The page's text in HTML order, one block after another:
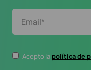
Acepto la política de